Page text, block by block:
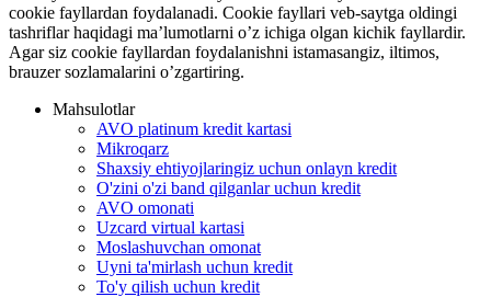
cookie fayllardan foydalanadi. Cookie fayllari veb-saytga oldingi
tashriflar haqidagi ma’lumotlarni o’z ichiga olgan kichik fayllardir.
Agar siz cookie fayllardan foydalanishni istamasangiz, iltimos,
brauzer sozlamalarini o’zgartiring.
Mahsulotlar
AVO platinum kredit kartasi
Mikroqarz
Shaxsiy ehtiyojlaringiz uchun onlayn kredit
O'zini o'zi band qilganlar uchun kredit
AVO omonati
Uzcard virtual kartasi
Moslashuvchan omonat
Uyni ta'mirlash uchun kredit
To'y qilish uchun kredit